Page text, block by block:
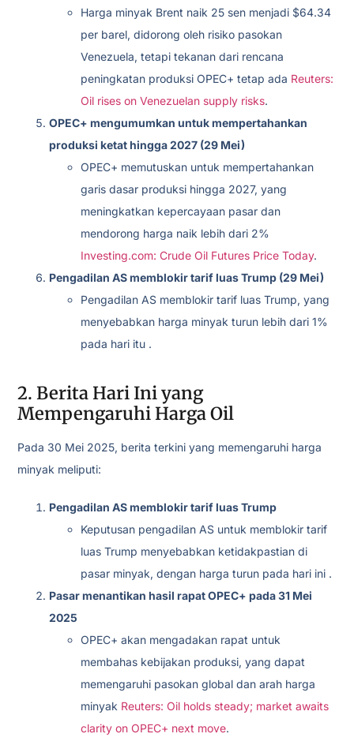
Harga minyak Brent naik 25 sen menjadi $64.34
per barel, didorong oleh risiko pasokan
Venezuela, tetapi tekanan dari rencana
peningkatan produksi OPEC+ tetap ada Reuters:
Oil rises on Venezuelan supply risks.
OPEC+ mengumumkan untuk mempertahankan
produksi ketat hingga 2027 (29 Mei)
OPEC+ memutuskan untuk mempertahankan
garis dasar produksi hingga 2027, yang
meningkatkan kepercayaan pasar dan
mendorong harga naik lebih dari 2%
Investing.com: Crude Oil Futures Price Today.
Pengadilan AS memblokir tarif luas Trump (29 Mei)
Pengadilan AS memblokir tarif luas Trump, yang
menyebabkan harga minyak turun lebih dari 1%
pada hari itu .
2. Berita Hari Ini yang
Mempengaruhi Harga Oil
Pada 30 Mei 2025, berita terkini yang memengaruhi harga
minyak meliputi:
Pengadilan AS memblokir tarif luas Trump
Keputusan pengadilan AS untuk memblokir tarif
luas Trump menyebabkan ketidakpastian di
pasar minyak, dengan harga turun pada hari ini .
Pasar menantikan hasil rapat OPEC+ pada 31 Mei
2025
OPEC+ akan mengadakan rapat untuk
membahas kebijakan produksi, yang dapat
memengaruhi pasokan global dan arah harga
minyak Reuters: Oil holds steady; market awaits
clarity on OPEC+ next move.